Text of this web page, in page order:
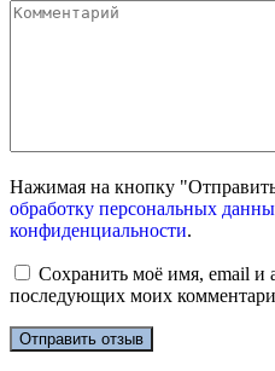
Нажимая на кнопку
обработку персональных
конфиденциальности.
Сохранить моё имя, email и
последующих моих